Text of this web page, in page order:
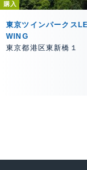
購入
東京ツインパークス
WING
東京都港区東新橋１